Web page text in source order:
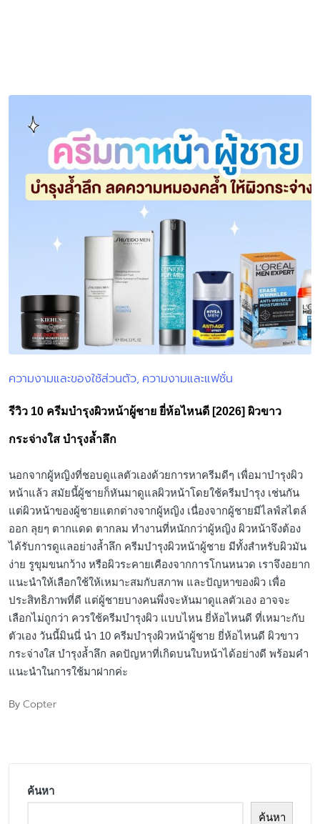
Posted
ความงามและของใช้ส่วนตัว ความงามและแฟชั่น
รีวิว 10 ครีมบำรุงผิวหน้าผู้ชาย ยี่ห้อไหนดี [2026] ผิวขาว
กระจ่างใส บำรุงล้ำลึก
นอกจากผู้หญิงที่ชอบดูแลตัวเองด้วยการหาครีมดีๆ เพื่อมาบำรุงผิว
หน้าแล้ว สมัยนี้ผู้ชายก็หันมาดูแลผิวหน้าโดยใช้ครีมบำรุง เช่นกัน
แต่ผิวหน้าของผู้ชายแตกต่างจากผู้หญิง เนื่องจากผู้ชายมีไลฟ์สไตล์
ออก ลุยๆ ตากแดด ตากลม ทำงานที่หนักกว่าผู้หญิง ผิวหน้าจึงต้อง
ได้รับการดูแลอย่างล้ำลึก ครีมบำรุงผิวหน้าผู้ชาย มีทั้งสำหรับผิวมัน
ง่าย รูขุมขนกว้าง หรือผิวระคายเคืองจากการโกนหนวด เราจึงอยาก
แนะนำให้เลือกใช้ให้เหมาะสมกับสภาพ และปัญหาของผิว เพื่อ
ประสิทธิภาพที่ดี แต่ผู้ชายบางคนพึ่งจะหันมาดูแลตัวเอง อาจจะ
เลือกไม่ถูกว่า ควรใช้ครีมบำรุงผิว แบบไหน ยี่ห้อไหนดี ที่เหมาะกับ
ตัวเอง วันนี้มินนี่ นำ 10 ครีมบำรุงผิวหน้าผู้ชาย ยี่ห้อไหนดี ผิวขาว
กระจ่างใส บำรุงล้ำลึก ลดปัญหาที่เกิดบนใบหน้าได้อย่างดี พร้อมคำ
แนะนำในการใช้มาฝากค่ะ
Posted
By Copter
ค้นหา
ค้นหา